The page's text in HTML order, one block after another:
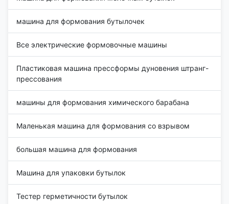
машина для формования бутылочек
Все электрические формовочные машины
Пластиковая машина прессформы дуновения штранг-
прессования
машины для формования химического барабана
Маленькая машина для формования со взрывом
большая машина для формования
Машина для упаковки бутылок
Тестер герметичности бутылок